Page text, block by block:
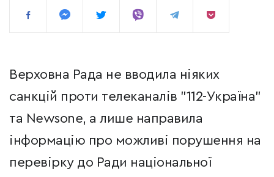
Верховна Рада не вводила ніяких
санкцій проти телеканалів "112-Україна"
та Newsone, а лише направила
інформацію про можливі порушення на
перевірку до Ради національної